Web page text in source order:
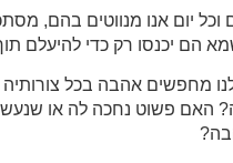
וכל יום אנו מנווטים בהם,
הם יכנסו רק כדי להיעלם
מחפשים אהבה בכל צורותיה
האם פשוט נחכה לה או